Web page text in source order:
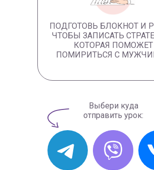
ПОДГОТОВЬ БЛОКНОТ И
ЧТОБЫ ЗАПИСАТЬ
КОТОРАЯ ПОМОЖЕТ
ПОМИРИТЬСЯ С
Выбери куда
отправить урок: